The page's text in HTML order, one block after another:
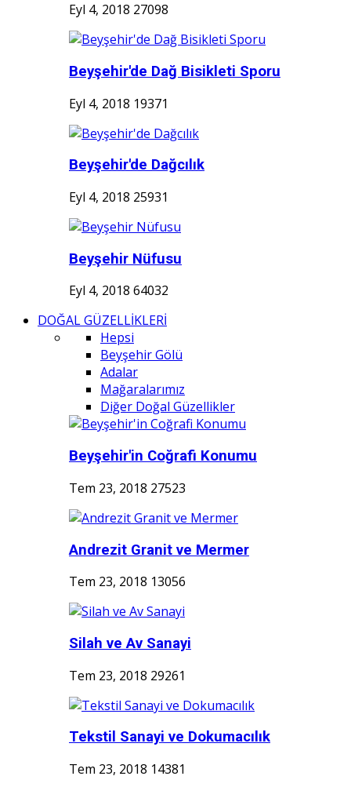
Eyl 4, 2018 27098
Beyşehir'de Dağ Bisikleti Sporu
Eyl 4, 2018 19371
Beyşehir'de Dağcılık
Eyl 4, 2018 25931
Beyşehir Nüfusu
Eyl 4, 2018 64032
DOĞAL GÜZELLİKLERİ
Hepsi
Beyşehir Gölü
Adalar
Mağaralarımız
Diğer Doğal Güzellikler
Beyşehir'in Coğrafi Konumu
Tem 23, 2018 27523
Andrezit Granit ve Mermer
Tem 23, 2018 13056
Silah ve Av Sanayi
Tem 23, 2018 29261
Tekstil Sanayi ve Dokumacılık
Tem 23, 2018 14381